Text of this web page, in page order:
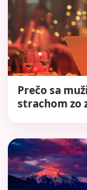
Prečo sa
strachom zo